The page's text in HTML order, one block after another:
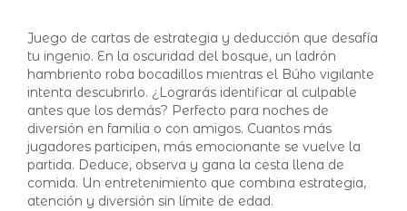
Juego de cartas de estrategia y deducción que desafía
tu ingenio. En la oscuridad del bosque, un ladrón
hambriento roba bocadillos mientras el Búho vigilante
intenta descubrirlo. ¿Lograrás identificar al culpable
antes que los demás? Perfecto para noches de
diversión en familia o con amigos. Cuantos más
jugadores participen, más emocionante se vuelve la
partida. Deduce, observa y gana la cesta llena de
comida. Un entretenimiento que combina estrategia,
atención y diversión sin límite de edad.